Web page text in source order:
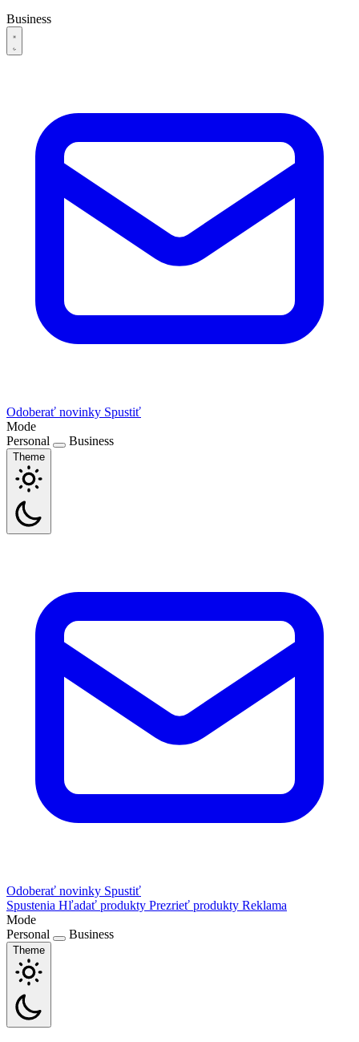
Business
Odoberať novinky Spustiť
Mode
Personal
Business
Theme
Odoberať novinky Spustiť
Spustenia Hľadať produkty Prezrieť produkty Reklama
Mode
Personal
Business
Theme